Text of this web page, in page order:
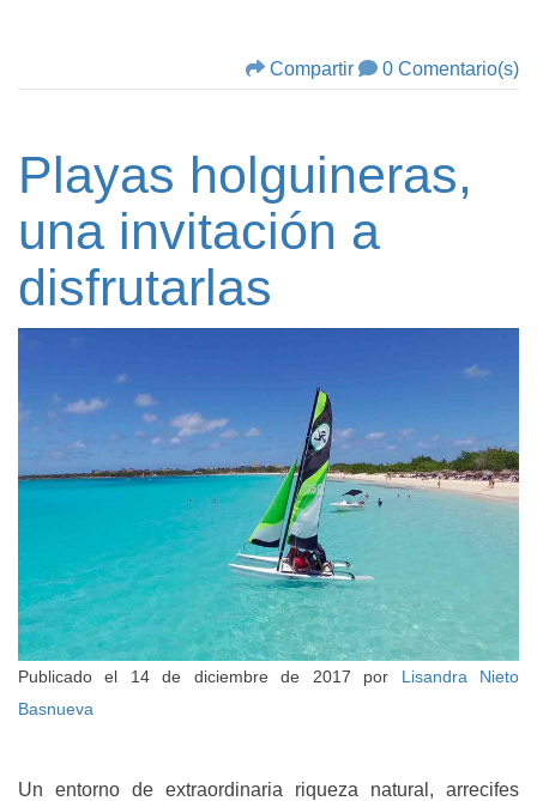
Compartir 0 Comentario(s)
Playas holguineras,
una invitación a
disfrutarlas
Publicado el 14 de diciembre de 2017 por
Lisandra Nieto
Basnueva
Un entorno de extraordinaria riqueza natural, arrecifes